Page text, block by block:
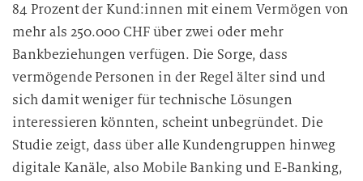
84 Prozent der Kund:innen mit einem Vermögen von
mehr als 250.000 CHF über zwei oder mehr
Bankbeziehungen verfügen. Die Sorge, dass
vermögende Personen in der Regel älter sind und
sich damit weniger für technische Lösungen
interessieren könnten, scheint unbegründet. Die
Studie zeigt, dass über alle Kundengruppen hinweg
digitale Kanäle, also Mobile Banking und E-Banking,